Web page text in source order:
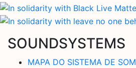
SOUNDSYSTEMS
MAPA DO SISTEMA DE SOM